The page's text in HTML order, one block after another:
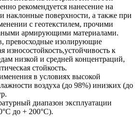
рекомендуется нанесение на
наклонные поверхности, а также при
с геотекстилем, прочими
армирующими материалами.
превосходные изолирующие
износостойкость,устойчивость к
низкой и средней концентраций,
стойкость.
в условиях высокой
воздуха (до 98%) инизких (до
диапазон эксплуатации
до + 200°С).